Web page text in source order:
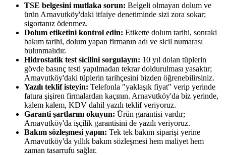
TSE belgesini mutlaka sorun: Belgeli olmayan dolum ve
ürün Arnavutköy'daki itfaiye denetiminde sizi zora sokar;
sigortanız ödenmez.
Dolum etiketini kontrol edin: Etikette dolum tarihi, sonraki
bakım tarihi, dolum yapan firmanın adı ve sicil numarası
bulunmalıdır.
Hidrostatik test sicilini sorgulayın: 10 yıl dolan tüplerin
gövde basınç testi yapılmadan tekrar doldurulması yasaktır;
Arnavutköy'daki tüplerin tarihçesini bizden öğrenebilirsiniz.
Yazılı teklif isteyin: Telefonla "yaklaşık fiyat" verip yerinde
fatura şişiren firmalardan kaçının. Arnavutköy'da biz yerinde,
kalem kalem, KDV dahil yazılı teklif veriyoruz.
Garanti şartlarını okuyun: Ürün garantisi vardır;
Arnavutköy'da işçilik garantisini de yazılı veriyoruz.
Bakım sözleşmesi yapın: Tek tek bakım siparişi yerine
Arnavutköy'da yıllık bakım sözleşmesi hem maliyet hem
zaman tasarrufu sağlar.